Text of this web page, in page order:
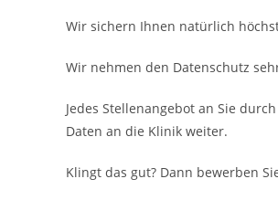
Wir sichern Ihnen natürlich
Wir nehmen den Datenschutz
Jedes Stellenangebot an Sie
Daten an die Klinik weiter.
Klingt das gut? Dann bewerben